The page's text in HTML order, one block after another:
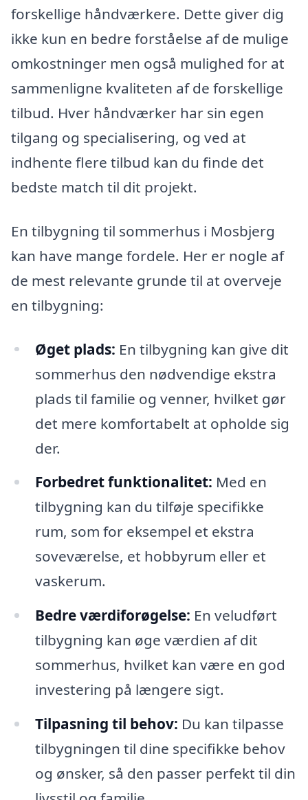
forskellige håndværkere. Dette giver dig
ikke kun en bedre forståelse af de mulige
omkostninger men også mulighed for at
sammenligne kvaliteten af de forskellige
tilbud. Hver håndværker har sin egen
tilgang og specialisering, og ved at
indhente flere tilbud kan du finde det
bedste match til dit projekt.
En tilbygning til sommerhus i Mosbjerg
kan have mange fordele. Her er nogle af
de mest relevante grunde til at overveje
en tilbygning:
Øget plads: En tilbygning kan give dit
sommerhus den nødvendige ekstra
plads til familie og venner, hvilket gør
det mere komfortabelt at opholde sig
der.
Forbedret funktionalitet: Med en
tilbygning kan du tilføje specifikke
rum, som for eksempel et ekstra
soveværelse, et hobbyrum eller et
vaskerum.
Bedre værdiforøgelse: En veludført
tilbygning kan øge værdien af dit
sommerhus, hvilket kan være en god
investering på længere sigt.
Tilpasning til behov: Du kan tilpasse
tilbygningen til dine specifikke behov
og ønsker, så den passer perfekt til din